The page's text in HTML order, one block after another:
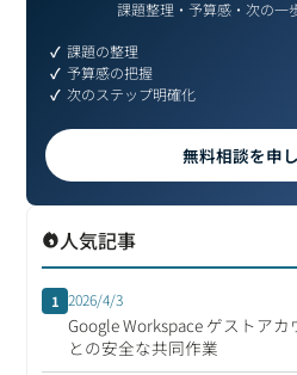
課題整理・予算感・次の一
課題の整理
予算感の把握
次のステップ明確化
無料相談を申
人気記事
1 2026/4/3
Google Workspace ゲストア
との安全な共同作業